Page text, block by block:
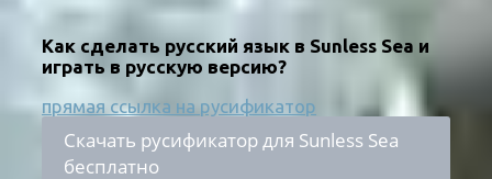
Как сделать русский язык в Sunless Sea и
играть в русскую версию?
прямая ссылка на русификатор
Скачать русификатор для Sunless Sea
бесплатно